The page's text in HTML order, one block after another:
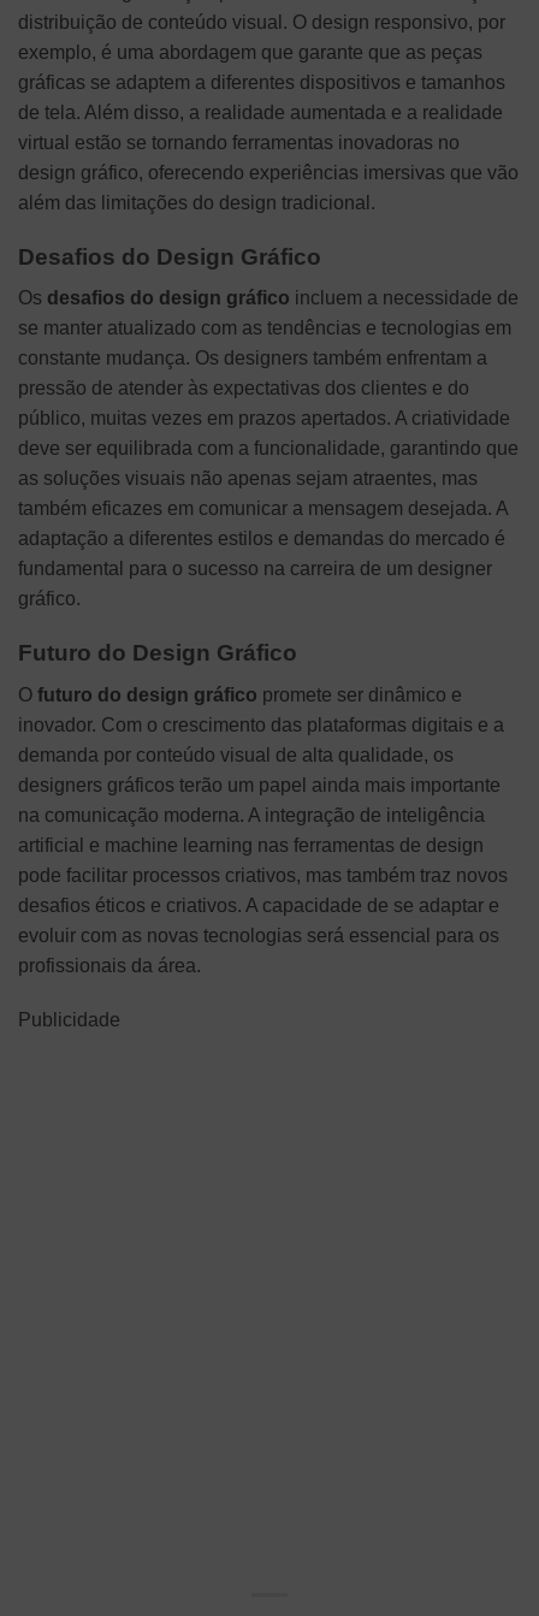
distribuição de conteúdo visual. O design responsivo, por
exemplo, é uma abordagem que garante que as peças
gráficas se adaptem a diferentes dispositivos e tamanhos
de tela. Além disso, a realidade aumentada e a realidade
virtual estão se tornando ferramentas inovadoras no
design gráfico, oferecendo experiências imersivas que vão
além das limitações do design tradicional.
Desafios do Design Gráfico
Os desafios do design gráfico incluem a necessidade de
se manter atualizado com as tendências e tecnologias em
constante mudança. Os designers também enfrentam a
pressão de atender às expectativas dos clientes e do
público, muitas vezes em prazos apertados. A criatividade
deve ser equilibrada com a funcionalidade, garantindo que
as soluções visuais não apenas sejam atraentes, mas
também eficazes em comunicar a mensagem desejada. A
adaptação a diferentes estilos e demandas do mercado é
fundamental para o sucesso na carreira de um designer
gráfico.
Futuro do Design Gráfico
O futuro do design gráfico promete ser dinâmico e
inovador. Com o crescimento das plataformas digitais e a
demanda por conteúdo visual de alta qualidade, os
designers gráficos terão um papel ainda mais importante
na comunicação moderna. A integração de inteligência
artificial e machine learning nas ferramentas de design
pode facilitar processos criativos, mas também traz novos
desafios éticos e criativos. A capacidade de se adaptar e
evoluir com as novas tecnologias será essencial para os
profissionais da área.
Publicidade